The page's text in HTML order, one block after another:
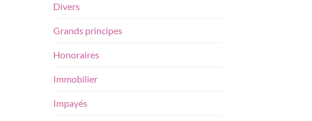
Divers
Grands principes
Honoraires
Immobilier
Impayés